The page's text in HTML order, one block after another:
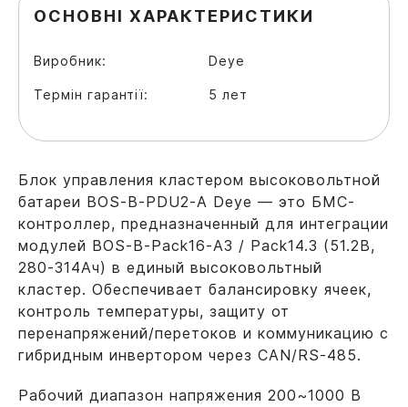
Блок управления кластером высоковольтной
батареи BOS-B-PDU2-A Deye — это БМС-
контроллер, предназначенный для интеграции
модулей BOS-B-Pack16-A3 / Pack14.3 (51.2В,
280-314Ач) в единый высоковольтный
кластер. Обеспечивает балансировку ячеек,
контроль температуры, защиту от
перенапряжений/перетоков и коммуникацию с
гибридным инвертором через CAN/RS-485.
Рабочий диапазон напряжения 200~1000 В
ОСНОВНІ ХАРАКТЕРИСТИКИ
Виробник: Deye
Термін гарантії: 5 лет